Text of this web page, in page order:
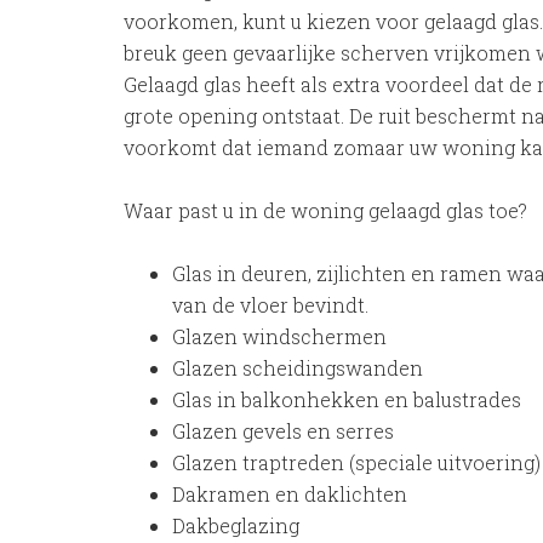
voorkomen, kunt u kiezen voor gelaagd
breuk geen gevaarlijke scherven
Gelaagd glas heeft als extra voordeel dat
grote opening ontstaat. De ruit beschermt
voorkomt dat iemand zomaar uw woning
Waar past u in de woning gelaagd glas toe?
Glas in deuren, zijlichten en ramen
van de vloer bevindt.
Glazen windschermen
Glazen scheidingswanden
Glas in balkonhekken en balustrades
Glazen gevels en serres
Glazen traptreden (speciale uitvoering)
Dakramen en daklichten
Dakbeglazing